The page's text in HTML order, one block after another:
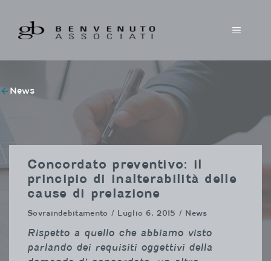
contenuto
MENU
News
Concordato preventivo: il
principio di inalterabilità delle
cause di prelazione
Sovraindebitamento / Luglio 6, 2015 / News
Rispetto a quello che abbiamo visto
parlando dei requisiti oggettivi della